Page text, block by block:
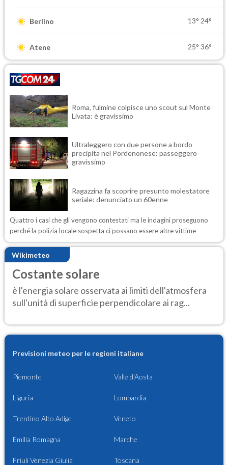
Berlino 13° 24°
Atene 25° 36°
Roma, fulmine colpisce uno scout sul Monte
Livata: è gravissimo
Ultraleggero con due persone a bordo
precipita nel Pordenonese: passeggero
gravissimo
Ragazzina fa scoprire presunto molestatore
seriale: denunciato un 60enne
Quattro i casi che gli vengono contestati ma le indagini proseguono
perché la polizia locale sospetta ci possano essere altre vittime
Wikimeteo
Costante solare
è l'energia solare osservata ai limiti dell'atmosfera
sull'unità di superficie perpendicolare ai rag...
Previsioni meteo per le regioni italiane
Piemonte Valle d'Aosta
Liguria Lombardia
Trentino Alto Adige Veneto
Emilia Romagna Marche
Friuli Venezia Giulia Toscana